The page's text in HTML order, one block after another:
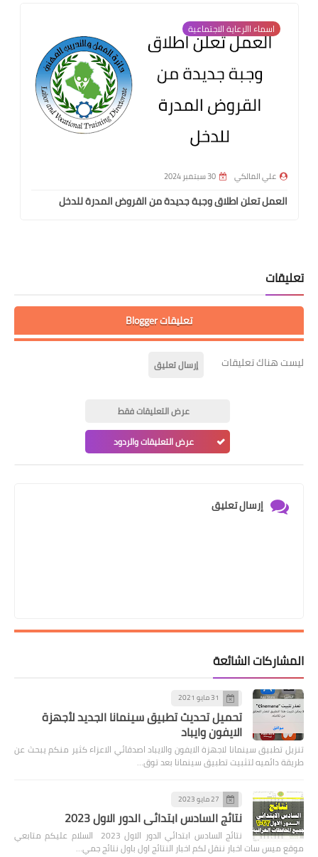
اسماء االرعاية الاجتماعية
علي المالكي 30 سبتمبر 2024
العمل تعلن اطلاق وجبة جديدة من القروض المدرة للدخل
تعليقات
تعليقات Blogger
ليست هناك تعليقات إرسال تعليق
عرض التعليقات فقط
عرض التعليقات والردود
إرسال تعليق
المشاركات الشائعة
31 مايو 2021
تحميل تحديث تطبيق سينمانا الجديد لأجهزة
الايفون وايباد
تنزيل تطبيق سينمانا لاجهزة الايفون والايباد اصدقائي الاعزاء كثير منكم يبحث عن
طريقة دائميه لتثبيت تطبيق سينمانا بعد توق…
27 مايو 2023
نتائج السادس ابتدائي الدور الاول 2023
نتائج السادس ابتدائي الدور الاول 2023 السلام عليكم متابعي
موقع ميس سات اخبار ننقل لكم اخبار النتائج اول باول نتائج جمي…